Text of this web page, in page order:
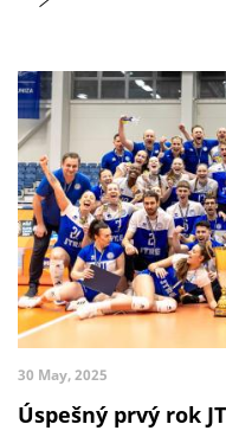
30 May, 2025
Úspešný prvý rok